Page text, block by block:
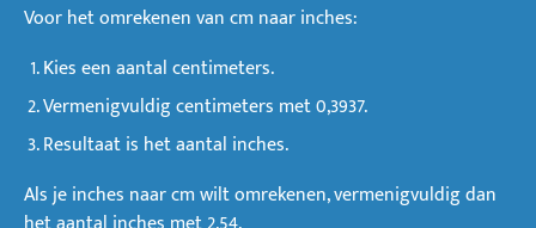
Voor het omrekenen van cm naar inches:
Kies een aantal centimeters.
Vermenigvuldig centimeters met 0,3937.
Resultaat is het aantal inches.
Als je inches naar cm wilt omrekenen, vermenigvuldig dan